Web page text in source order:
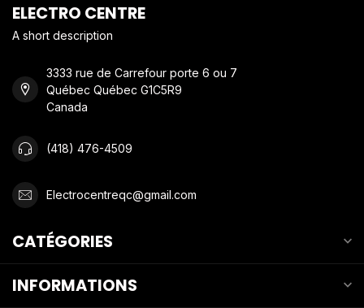
ELECTRO CENTRE
A short description
3333 rue de Carrefour porte 6 ou 7
Québec Québec G1C5R9
Canada
(418) 476-4509
Electrocentreqc@gmail.com
CATÉGORIES
INFORMATIONS